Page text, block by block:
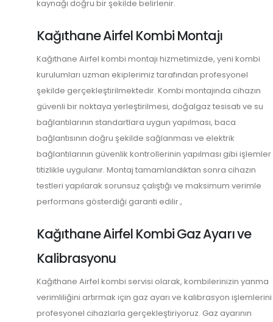
kaynağı doğru bir şekilde belirlenir.
Kağıthane Airfel Kombi Montajı
Kağıthane Airfel kombi montajı hizmetimizde, yeni kombi
kurulumları uzman ekiplerimiz tarafından profesyonel
şekilde gerçekleştirilmektedir. Kombi montajında cihazın
güvenli bir noktaya yerleştirilmesi, doğalgaz tesisatı ve su
bağlantılarının standartlara uygun yapılması, baca
bağlantısının doğru şekilde sağlanması ve elektrik
bağlantılarının güvenlik kontrollerinin yapılması gibi işlemler
titizlikle uygulanır. Montaj tamamlandıktan sonra cihazın
testleri yapılarak sorunsuz çalıştığı ve maksimum verimle
performans gösterdiği garanti edilir.,
Kağıthane Airfel Kombi Gaz Ayarı ve
Kalibrasyonu
Kağıthane Airfel kombi servisi olarak, kombilerinizin yanma
verimliliğini artırmak için gaz ayarı ve kalibrasyon işlemlerini
profesyonel cihazlarla gerçekleştiriyoruz. Gaz ayarının